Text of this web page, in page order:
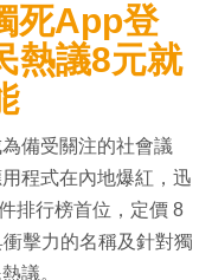
死App登
熱議8元就
備受關注的社會議
程式在內地爆紅，迅
排行榜首位，定價 8
擊力的名稱及針對獨
議。